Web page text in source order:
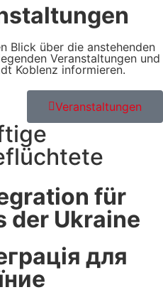
Blick über die anstehenden
Veranstaltungen und
Koblenz informieren.
Veranstaltungen
für
der Ukraine
для